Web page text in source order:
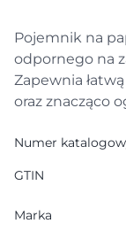
Pojemnik na
odpornego na
Zapewnia
oraz znacząco
Numer
GTIN
Marka